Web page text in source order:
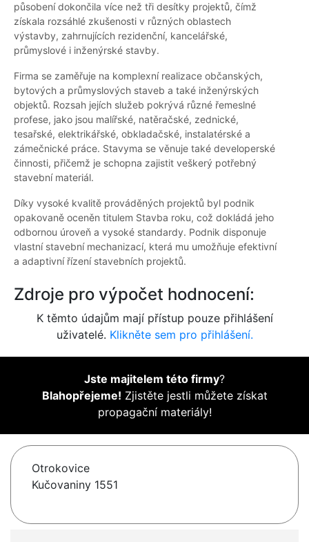
působení dokončila více než tři desítky projektů, čímž
získala rozsáhlé zkušenosti v různých oblastech
výstavby, zahrnujících rezidenční, kancelářské,
průmyslové i inženýrské stavby.
Firma se zaměřuje na komplexní realizace občanských,
bytových a průmyslových staveb a také inženýrských
objektů. Rozsah jejích služeb pokrývá různé řemeslné
profese, jako jsou malířské, natěračské, zednické,
tesařské, elektrikářské, obkladačské, instalatérské a
zámečnické práce. Stavyma se věnuje také developerské
činnosti, přičemž je schopna zajistit veškerý potřebný
stavební materiál.
Díky vysoké kvalitě prováděných projektů byl podnik
opakovaně oceněn titulem Stavba roku, což dokládá jeho
odbornou úroveň a vysoké standardy. Podnik disponuje
vlastní stavební mechanizací, která mu umožňuje efektivní
a adaptivní řízení stavebních projektů.
Zdroje pro výpočet hodnocení:
K těmto údajům mají přístup pouze přihlášení
uživatelé. Klikněte sem pro přihlášení.
Jste majitelem této firmy?
Blahopřejeme! Zjistěte jestli můžete získat
propagační materiály!
Otrokovice
Kučovaniny 1551